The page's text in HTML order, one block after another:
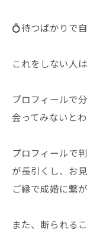
💍待つばかりで
これをしない人
プロフィールで
会ってみないと
プロフィールで
が長引くし、お
ご縁で成婚に繋
また、断られる